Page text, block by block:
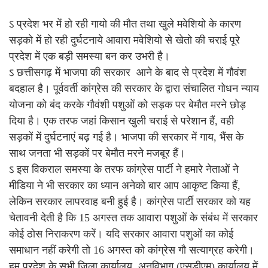
ऽ प्रदेश भर में हो रही गायो की मौत तथा खुले मवेशियो के कारण
सड़को में हो रही दुर्घटनाये आवारा मवेशियो से खेतो की चराई पूरे
प्रदेश में एक बड़ी समस्या बन कर उभरी है।
ऽ छत्तीसगढ़ में भाजपा की सरकार आने के बाद से प्रदेश में गौवंश
बदहाल है। पूर्ववर्ती कांग्रेस की सरकार के द्वारा संचालित गोधन न्याय
योजना को बंद करके गौवंशी पशुओं को सड़क पर बेमौत मरने छोड़
दिया है। एक तरफ जहां किसान खुली चराई से परेशान हैं, वही
सड़कों में दुर्घटनाएं बढ़ गई है। भाजपा की सरकार में गाय, भैंस के
साथ जनता भी सड़कों पर बेमौत मरने मजबूर हैं।
ऽ इस विकराल समस्या के तरफ कांग्रेस पार्टी ने हमारे नेताओं ने
मीडिया ने भी सरकार का ध्यान अनेको बार आप आकृष्ट किया हैं,
लेकिन सरकार लापरवाह बनी हुई है। कांग्रेस पार्टी सरकार को यह
चेतावनी देती है कि 15 अगस्त तक आवारा पशुओं के संबंध में सरकार
कोई ठोस निराकरण करें। यदि सरकार आवारा पशुओं का कोई
समाधान नहीं करेगी तो 16 अगस्त को कांग्रेस गौ सत्याग्रह करेगी।